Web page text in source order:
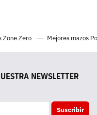
Zone Zero Mejores mazos
NEWSLETTER
Suscribir